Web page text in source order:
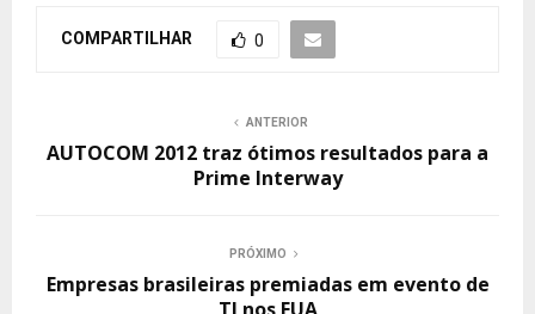
COMPARTILHAR 0
ANTERIOR
AUTOCOM 2012 traz ótimos resultados para a
Prime Interway
PRÓXIMO
Empresas brasileiras premiadas em evento de